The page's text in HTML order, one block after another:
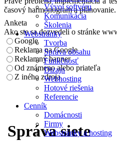
Vývoj softvéru
Komunikácia
Školenia
Webstránky
Tvorba
Správa obsahu
Funkčnosť
Dizajn
Webhosting
Hotové riešenia
Referencie
Cenník
Domácnosti
Firmy
Webstránky a hosting
časový harmonogram a plánovanie.
Anketa
Ako ste sa dozvedeli o stránke
Google
Reklama na Google
Reklamný banner
Od známeno alebo priateľa
Z iného zdroja
Správa siete